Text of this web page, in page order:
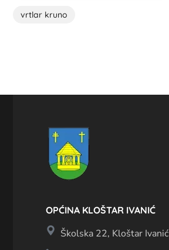
vrtlar kruno
OPĆINA KLOŠTAR IVANIĆ
Školska 22, Kloštar Ivanić